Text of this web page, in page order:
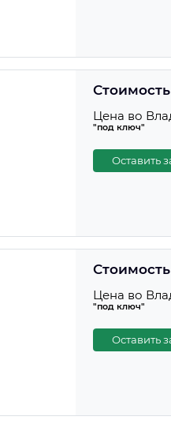
Стоимость
Цена во
"под ключ"
Оставить
Стоимость
Цена во
"под ключ"
Оставить